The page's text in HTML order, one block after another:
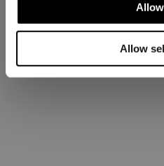
Allow